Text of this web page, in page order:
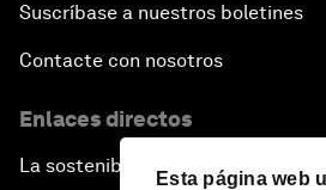
Esta página web
Suscríbase a nuestros boletines
Contacte con nosotros
Enlaces directos
La sostenibilidad en el Foro